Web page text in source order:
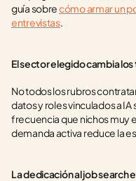
guía sobre cómo armar un
entrevistas.
El sector elegido cambia
No todos los rubros
datos y roles vinculados a
frecuencia que nichos muy
demanda activa reduce la
La dedicación al job search